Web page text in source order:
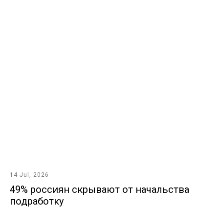
14 Jul, 2026
49% россиян скрывают от начальства
подработку